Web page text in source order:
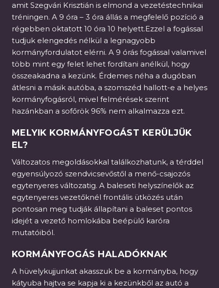
amit Szegvári Krisztián is elmond a vezetéstechnikai
tréningen. A 9 óra – 3 óra állás a megfelelő pozíció a
régebben oktatott 10 óra 10 helyett.Ezzel a fogással
tudjuk elengedés nélkül a legnagyobb
kormányfordulatot elérni. A 9 órás fogással valamivel
több mint egy felet lehet fordítani anélkül, hogy
összeakadna a kezünk. Érdemes néha a dugóban
átlesni a másik autóba, a szomszéd hallott-e a helyes
kormányfogásról, mivel felmérések szerint
hazánkban a sofőrök 96% nem alkalmazza ezt.
MELYIK KORMÁNYFOGÁST KERÜLJÜK
EL?
Változatos megoldásokkal találkozhatunk, a térddel
egyensúlyozó szendvicsevőstől a menő-csajozós
egytenyeres változatig. A baleseti helyszínelők az
egytenyeres vezetőknél frontális ütközés után
pontosan meg tudják állapítani a baleset pontos
idejét a vezető homlokába beépülő karóra
mutatóiból.
KORMÁNYFOGÁS HALADÓKNAK
A hüvelykujjunkat akasszuk be a kormányba, hogy
kátyuba hajtva se kapja ki a kezünkből az autó a